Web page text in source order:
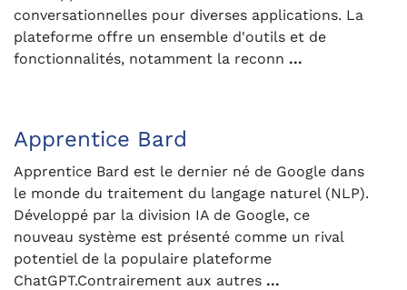
conversationnelles pour diverses applications. La
plateforme offre un ensemble d'outils et de
fonctionnalités, notamment la reconn ...
Apprentice Bard
Apprentice Bard est le dernier né de Google dans
le monde du traitement du langage naturel (NLP).
Développé par la division IA de Google, ce
nouveau système est présenté comme un rival
potentiel de la populaire plateforme
ChatGPT.Contrairement aux autres ...